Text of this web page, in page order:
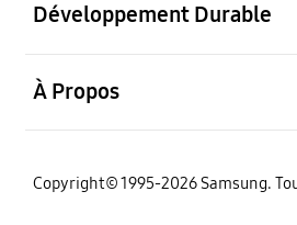
Développement Durable
À Propos
‌Copyright© 1995-2026 Samsung.